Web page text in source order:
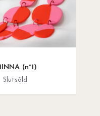
(n°1)
Slutsåld